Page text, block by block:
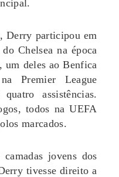
Derry participou em
Chelsea na época
um deles ao Benfica
Premier League
assistências.
todos na UEFA
marcados.
camadas jovens dos
tivesse direito a